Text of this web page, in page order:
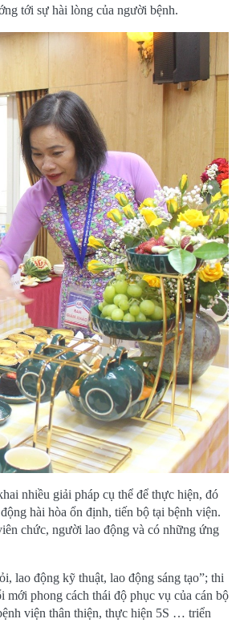
tới sự hài lòng của người bệnh.
nhiều giải pháp cụ thể để thực hiện, đó
hài hòa ổn định, tiến bộ tại bệnh viện.
chức, người lao động và có những ứng
lao động kỹ thuật, lao động sáng tạo”; thi
phong cách thái độ phục vụ của cán bộ
viện thân thiện, thực hiện 5S … triển